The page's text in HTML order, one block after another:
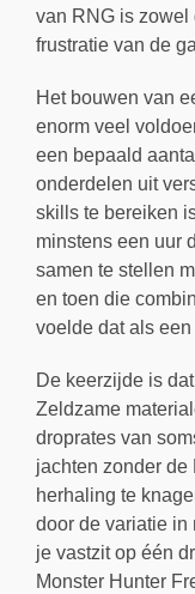
van RNG is zowel
frustratie van de
Het bouwen van
enorm veel
een bepaald
onderdelen uit
skills te bereiken
minstens een uur
samen te stellen
en toen die
voelde dat als
De keerzijde is
Zeldzame
droprates van
jachten zonder
herhaling te
door de variatie in
je vastzit op één
Monster Hunter